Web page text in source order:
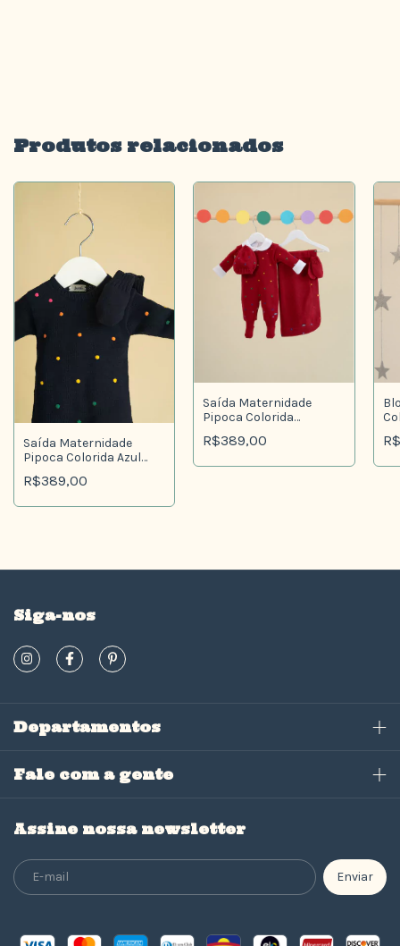
Produtos relacionados
Saída Maternidade
Pipoca Colorida Azul
Noite
R$389,00
Saída Maternidade
Pipoca Colorida
Vermelho
R$389,00
Siga-nos
Departamentos
Fale com a gente
Assine nossa newsletter